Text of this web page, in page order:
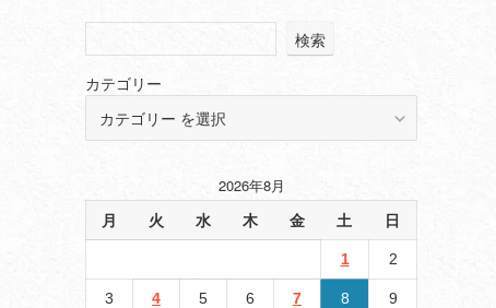
検索
カテゴリー
2026年8月
月 火 水 木 金 土 日
1 2
3 4 5 6 7 8 9